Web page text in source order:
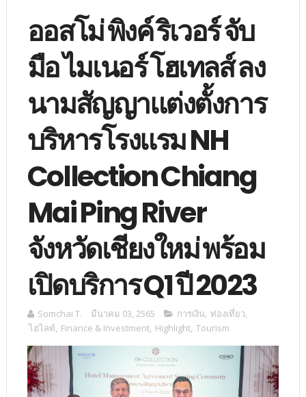
ออสโม่ พิงค์ ริเวอร์ จับ
มือ ไมเนอร์ โฮเทลส์ ลง
นามสัญญาแต่งตั้งการ
บริหารโรงแรม NH
Collection Chiang
Mai Ping River
จังหวัดเชียงใหม่ พร้อม
เปิดบริการ Q1 ปี 2023
Somchai T. มีนาคม 03, 2565 การเงิน, ท่องเที่ยว,
ไฮไลท์, Finance & Investment, Highlight, Tourism